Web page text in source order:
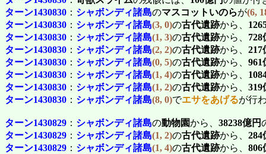
ターン1430830 ： シャボンディ諸島のマスコットいのらが(6,
ターン1430830 ： シャボンディ諸島(3, 0)の古代遺跡から、
ターン1430830 ： シャボンディ諸島(1, 3)の古代遺跡から、 728
ターン1430830 ： シャボンディ諸島(2, 2)の古代遺跡から、 217
ターン1430830 ： シャボンディ諸島(0, 5)の古代遺跡から、 961
ターン1430830 ： シャボンディ諸島(1, 4)の古代遺跡から、
ターン1430830 ： シャボンディ諸島(1, 2)の古代遺跡から、 319
ターン1430830 ： シャボンディ諸島(8, 0)でエサをあげるが行
ターン1430829 ： シャボンディ諸島の動物園から、 38238億円
ターン1430829 ： シャボンディ諸島(1, 2)の古代遺跡から、 284
ターン1430829 ： シャボンディ諸島(1, 4)の古代遺跡から、 806